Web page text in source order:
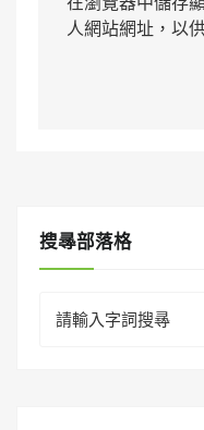
人網站網址，以
搜㝷部落格
for: